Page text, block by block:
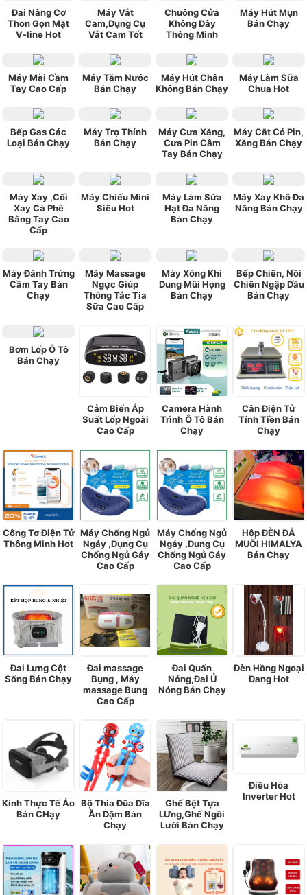
Đai Nâng Cơ
Thon Gọn Mặt
V-line Hot
Máy Vắt
Cam,Dụng Cụ
Vắt Cam Tốt
Chuông Cửa
Không Dây
Thông Minh
Máy Hút Mụn
Bán Chạy
Máy Mài Cầm
Tay Cao Cấp
Máy Tăm Nước
Bán Chạy
Máy Hút Chân
Không Bán Chạy
Máy Làm Sữa
Chua Hot
Bếp Gas Các
Loại Bán Chạy
Máy Trợ Thính
Bán Chạy
Máy Cưa Xăng,
Cưa Pin Câm
Tay Bán Chạy
Máy Cắt Cỏ Pin,
Xăng Bán Chạy
Máy Xay ,Cối
Xay Cà Phê
Bằng Tay Cao
Cấp
Máy Chiếu Mini
Siêu Hot
Máy Làm Sữa
Hạt Đa Năng
Bán Chạy
Máy Xay Khô Đa
Năng Bán Chạy
Máy Đánh Trứng
Cầm Tay Bán
Chạy
Máy Massage
Ngực Giúp
Thông Tắc Tia
Sữa Cao Cấp
Máy Xông Khi
Dung Mũi Họng
Bán Chạy
Bếp Chiên, Nồi
Chiên Ngập Dầu
Bán Chạy
Bơm Lốp Ô Tô
Bán Chạy
Cảm Biến Áp
Suất Lốp Ngoài
Cao Cấp
Camera Hành
Trình Ô Tô Bán
Chạy
Cân Điện Tử
Tính Tiền Bán
Chạy
Công Tơ Điện Tử
Thông Minh Hot
Máy Chống Ngủ
Ngáy ,Dụng Cụ
Chống Ngủ Gáy
Cao Cấp
Máy Chống Ngủ
Ngáy ,Dụng Cụ
Chống Ngủ Gáy
Cao Cấp
Hộp ĐÈN ĐÁ
MUỐI HIMALYA
Bán Chạy
Đai Lưng Cột
Sống Bán Chạy
Đai massage
Bụng , Máy
massage Bung
Cao Cấp
Đai Quấn
Nóng,Đai Ủ
Nóng Bán Chạy
Đèn Hồng Ngoại
Đang Hot
Kính Thực Tế Ảo
Bán CHạy
Bộ Thìa Đũa Dĩa
Ăn Dặm Bán
Chạy
Ghế Bệt Tựa
LƯng,Ghế Ngồi
Lười Bán Chạy
Điều Hòa
Inverter Hot